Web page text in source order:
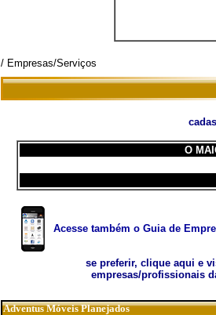
/ Empresas/Serviços
O
Acesse também o Guia de
se preferir, clique aqui e
empresas/profissionais
Adventus Móveis Planejados